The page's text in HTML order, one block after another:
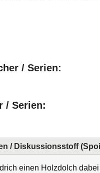
/ Serien:
/ Serien:
/ Diskussionsstoff
einen Holzdolch